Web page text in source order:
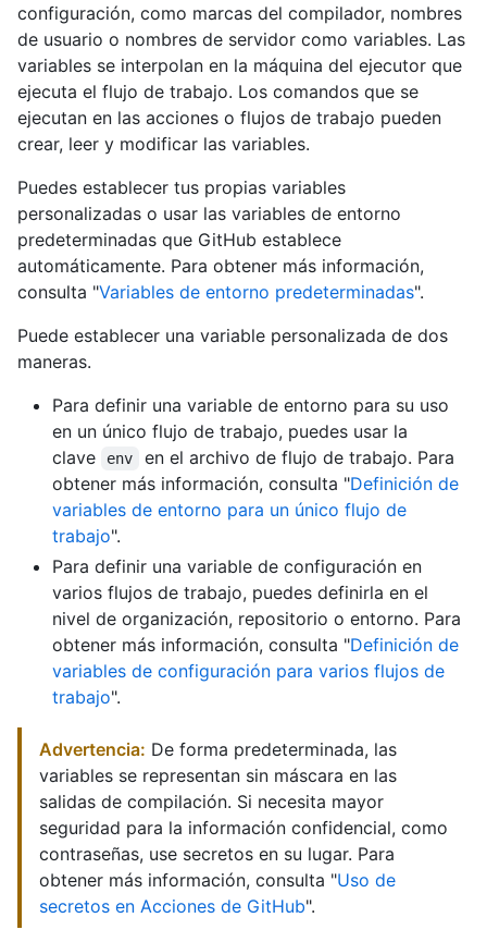
configuración, como marcas del compilador, nombres
de usuario o nombres de servidor como variables. Las
variables se interpolan en la máquina del ejecutor que
ejecuta el flujo de trabajo. Los comandos que se
ejecutan en las acciones o flujos de trabajo pueden
crear, leer y modificar las variables.
Puedes establecer tus propias variables
personalizadas o usar las variables de entorno
predeterminadas que GitHub establece
automáticamente. Para obtener más información,
consulta "Variables de entorno predeterminadas".
Puede establecer una variable personalizada de dos
maneras.
Para definir una variable de entorno para su uso
en un único flujo de trabajo, puedes usar la
clave
env
en el archivo de flujo de trabajo. Para
obtener más información, consulta "Definición de
variables de entorno para un único flujo de
trabajo".
Para definir una variable de configuración en
varios flujos de trabajo, puedes definirla en el
nivel de organización, repositorio o entorno. Para
obtener más información, consulta "Definición de
variables de configuración para varios flujos de
trabajo".
Advertencia: De forma predeterminada, las
variables se representan sin máscara en las
salidas de compilación. Si necesita mayor
seguridad para la información confidencial, como
contraseñas, use secretos en su lugar. Para
obtener más información, consulta "Uso de
secretos en Acciones de GitHub".